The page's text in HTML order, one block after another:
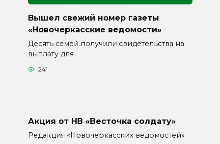
Вышел свежий номер газеты
«Новочеркасские ведомости»
Десять семей получили свидетельства на
выплату для
241
Акция от НВ «Весточка солдату»
Редакция «Новочеркасских ведомостей»